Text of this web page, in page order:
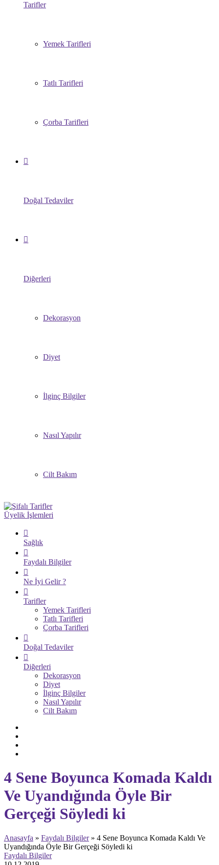
Tarifler
Yemek Tarifleri
Tatlı Tarifleri
Çorba Tarifleri
Doğal Tedaviler
Diğerleri
Dekorasyon
Diyet
İlginç Bilgiler
Nasıl Yapılır
Cilt Bakım
Üyelik İşlemleri
Sağlık
Faydalı Bilgiler
Ne İyi Gelir ?
Tarifler
Yemek Tarifleri
Tatlı Tarifleri
Çorba Tarifleri
Doğal Tedaviler
Diğerleri
Dekorasyon
Diyet
İlginç Bilgiler
Nasıl Yapılır
Cilt Bakım
4 Sene Boyunca Komada Kaldı
Ve Uyandığında Öyle Bir
Gerçeği Söyledi ki
Anasayfa » Faydalı Bilgiler » 4 Sene Boyunca Komada Kaldı Ve
Uyandığında Öyle Bir Gerçeği Söyledi ki
Faydalı Bilgiler